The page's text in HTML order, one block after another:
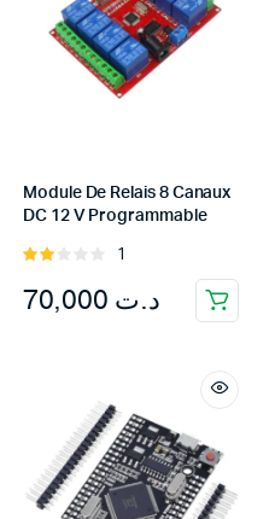
Module De Relais 8 Canaux
DC 12 V Programmable
Rated
out
1
د.ت